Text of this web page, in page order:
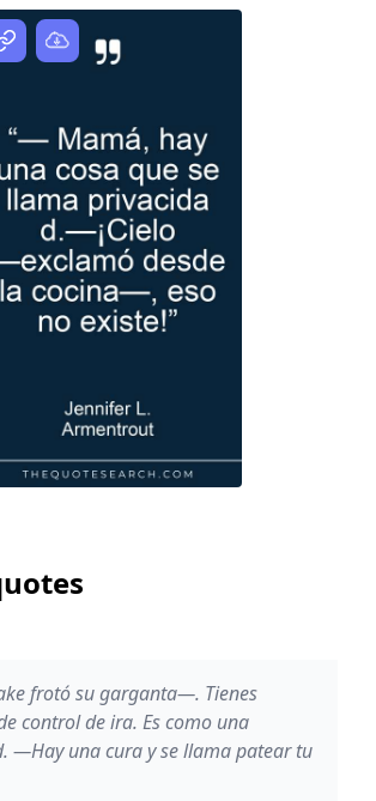
frotó su garganta—. Tienes
control de ira. Es como una
—Hay una cura y se llama patear tu